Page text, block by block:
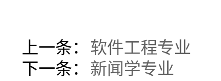
上一条：
软件工程专业
下一条：
新闻学专业